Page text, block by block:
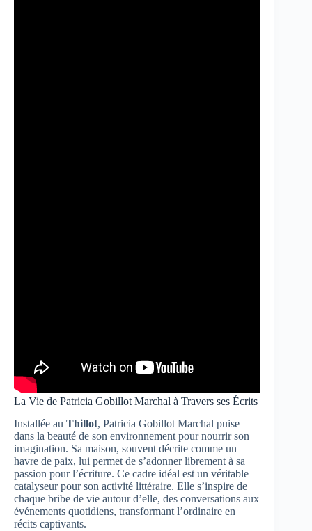
La Vie de Patricia Gobillot Marchal à Travers ses Écrits
Installée au Thillot, Patricia Gobillot Marchal puise
dans la beauté de son environnement pour nourrir son
imagination. Sa maison, souvent décrite comme un
havre de paix, lui permet de s’adonner librement à sa
passion pour l’écriture. Ce cadre idéal est un véritable
catalyseur pour son activité littéraire. Elle s’inspire de
chaque bribe de vie autour d’elle, des conversations aux
événements quotidiens, transformant l’ordinaire en
récits captivants.